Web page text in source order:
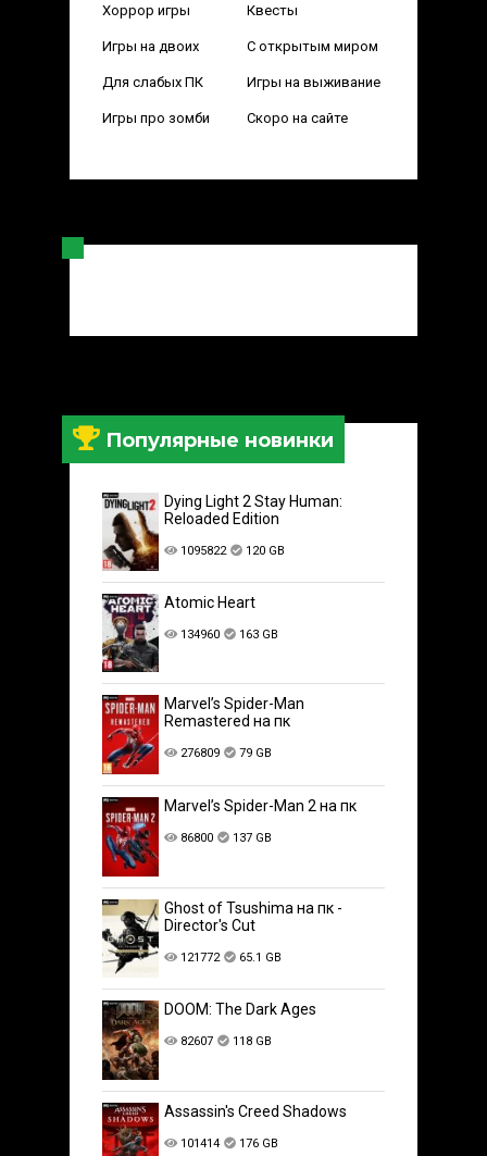
Хоррор игры Квесты
Игры на двоих С открытым миром
Для слабых ПК Игры на выживание
Игры про зомби Скоро на сайте
Популярные новинки
Dying Light 2 Stay Human:
Reloaded Edition
1095822 120 GB
Atomic Heart
134960 163 GB
Marvel’s Spider-Man
Remastered на пк
276809 79 GB
Marvel’s Spider-Man 2 на пк
86800 137 GB
Ghost of Tsushima на пк -
Director's Cut
121772 65.1 GB
DOOM: The Dark Ages
82607 118 GB
Assassin's Creed Shadows
101414 176 GB